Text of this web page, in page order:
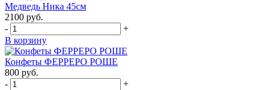
Медведь Ника 45см
2100 руб.
-
+
В корзину
Конфеты ФЕРРЕРО РОШЕ
800 руб.
-
+